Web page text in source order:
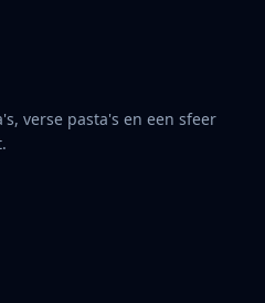
verse pasta's en een sfeer